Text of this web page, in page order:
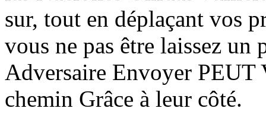
sur, tout en déplaçant vos
vous ne pas être laissez
Adversaire Envoyer PEUT
chemin Grâce à leur côté.